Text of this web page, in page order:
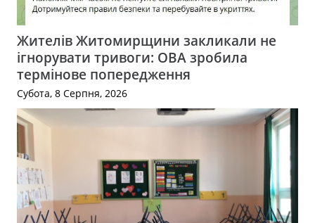
Жителів Житомирщини закликали не
ігнорувати тривоги: ОВА зробила
термінове попередження
Субота, 8 Серпня, 2026